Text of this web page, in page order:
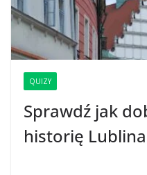
QUIZY
Sprawdź jak
historię